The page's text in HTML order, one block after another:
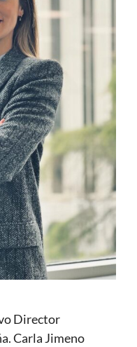
Director
Carla Jimeno